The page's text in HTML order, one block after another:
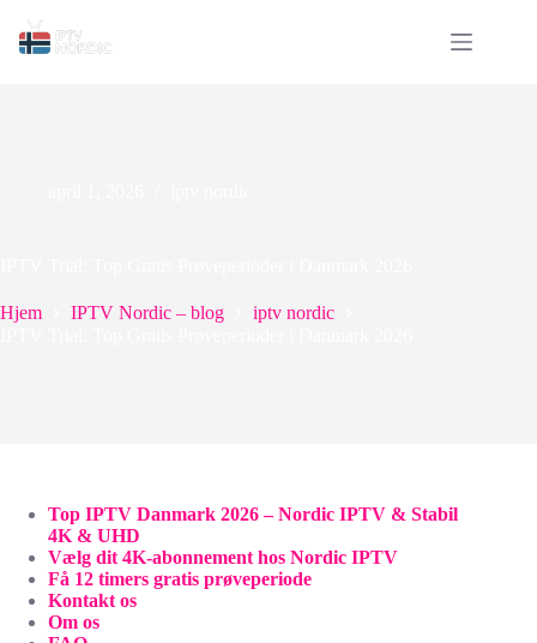
Hjem IPTV Nordic – blog
iptv nordic
Top IPTV Danmark 2026 – Nordic IPTV & Stabil
4K & UHD
Vælg dit 4K-abonnement hos Nordic IPTV
Få 12 timers gratis prøveperiode
Kontakt os
Om os